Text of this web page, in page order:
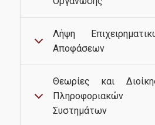
Διαδικασία
Λήψη
Αποφάσεων
Θεωρίες και
Πληροφοριακών
Συστημάτων